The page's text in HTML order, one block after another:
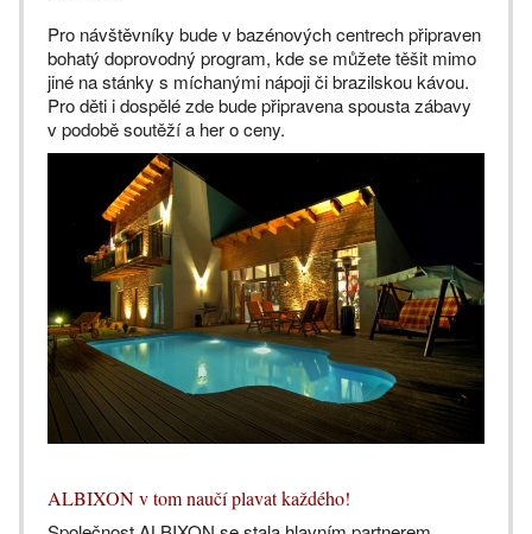
Pro návštěvníky bude v bazénových centrech připraven
bohatý doprovodný program, kde se můžete těšit mimo
jiné na stánky s míchanými nápoji či brazilskou kávou.
Pro děti i dospělé zde bude připravena spousta zábavy
v podobě soutěží a her o ceny.
ALBIXON v tom naučí plavat každého!